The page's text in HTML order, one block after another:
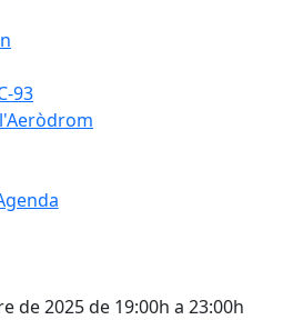
93
de 2025 de 19:00h a 23:00h